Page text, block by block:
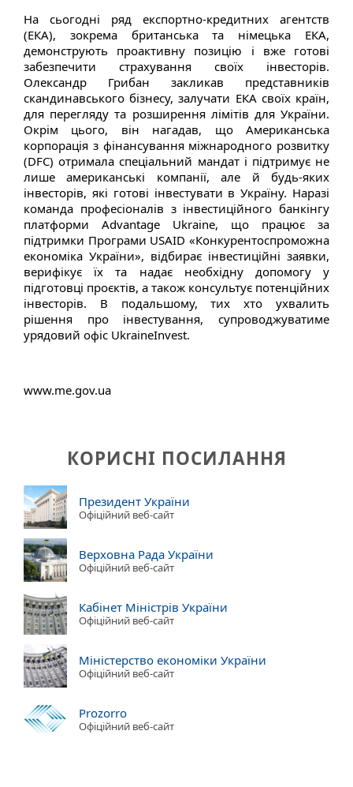
На сьогодні ряд експортно-кредитних агентств
(ЕКА), зокрема британська та німецька ЕКА,
демонструють проактивну позицію і вже готові
забезпечити страхування своїх інвесторів.
Олександр Грибан закликав представників
скандинавського бізнесу, залучати ЕКА своїх країн,
для перегляду та розширення лімітів для України.
Окрім цього, він нагадав, що Американська
корпорація з фінансування міжнародного розвитку
(DFC) отримала спеціальний мандат і підтримує не
лише американські компанії, але й будь-яких
інвесторів, які готові інвестувати в Україну. Наразі
команда професіоналів з інвестиційного банкінгу
платформи Advantage Ukraine, що працює за
підтримки Програми USAID «Конкурентоспроможна
економіка України», відбирає інвестиційні заявки,
верифікує їх та надає необхідну допомогу у
підготовці проєктів, а також консультує потенційних
інвесторів. В подальшому, тих хто ухвалить
рішення про інвестування, супроводжуватиме
урядовий офіс UkraineInvest.
www.me.gov.ua
КОРИСНІ ПОСИЛАННЯ
Президент України
Офіційний веб-сайт
Верховна Рада України
Офіційний веб-сайт
Кабінет Міністрів України
Офіційний веб-сайт
Міністерство економіки України
Офіційний веб-сайт
Prozorro
Офіційний веб-сайт